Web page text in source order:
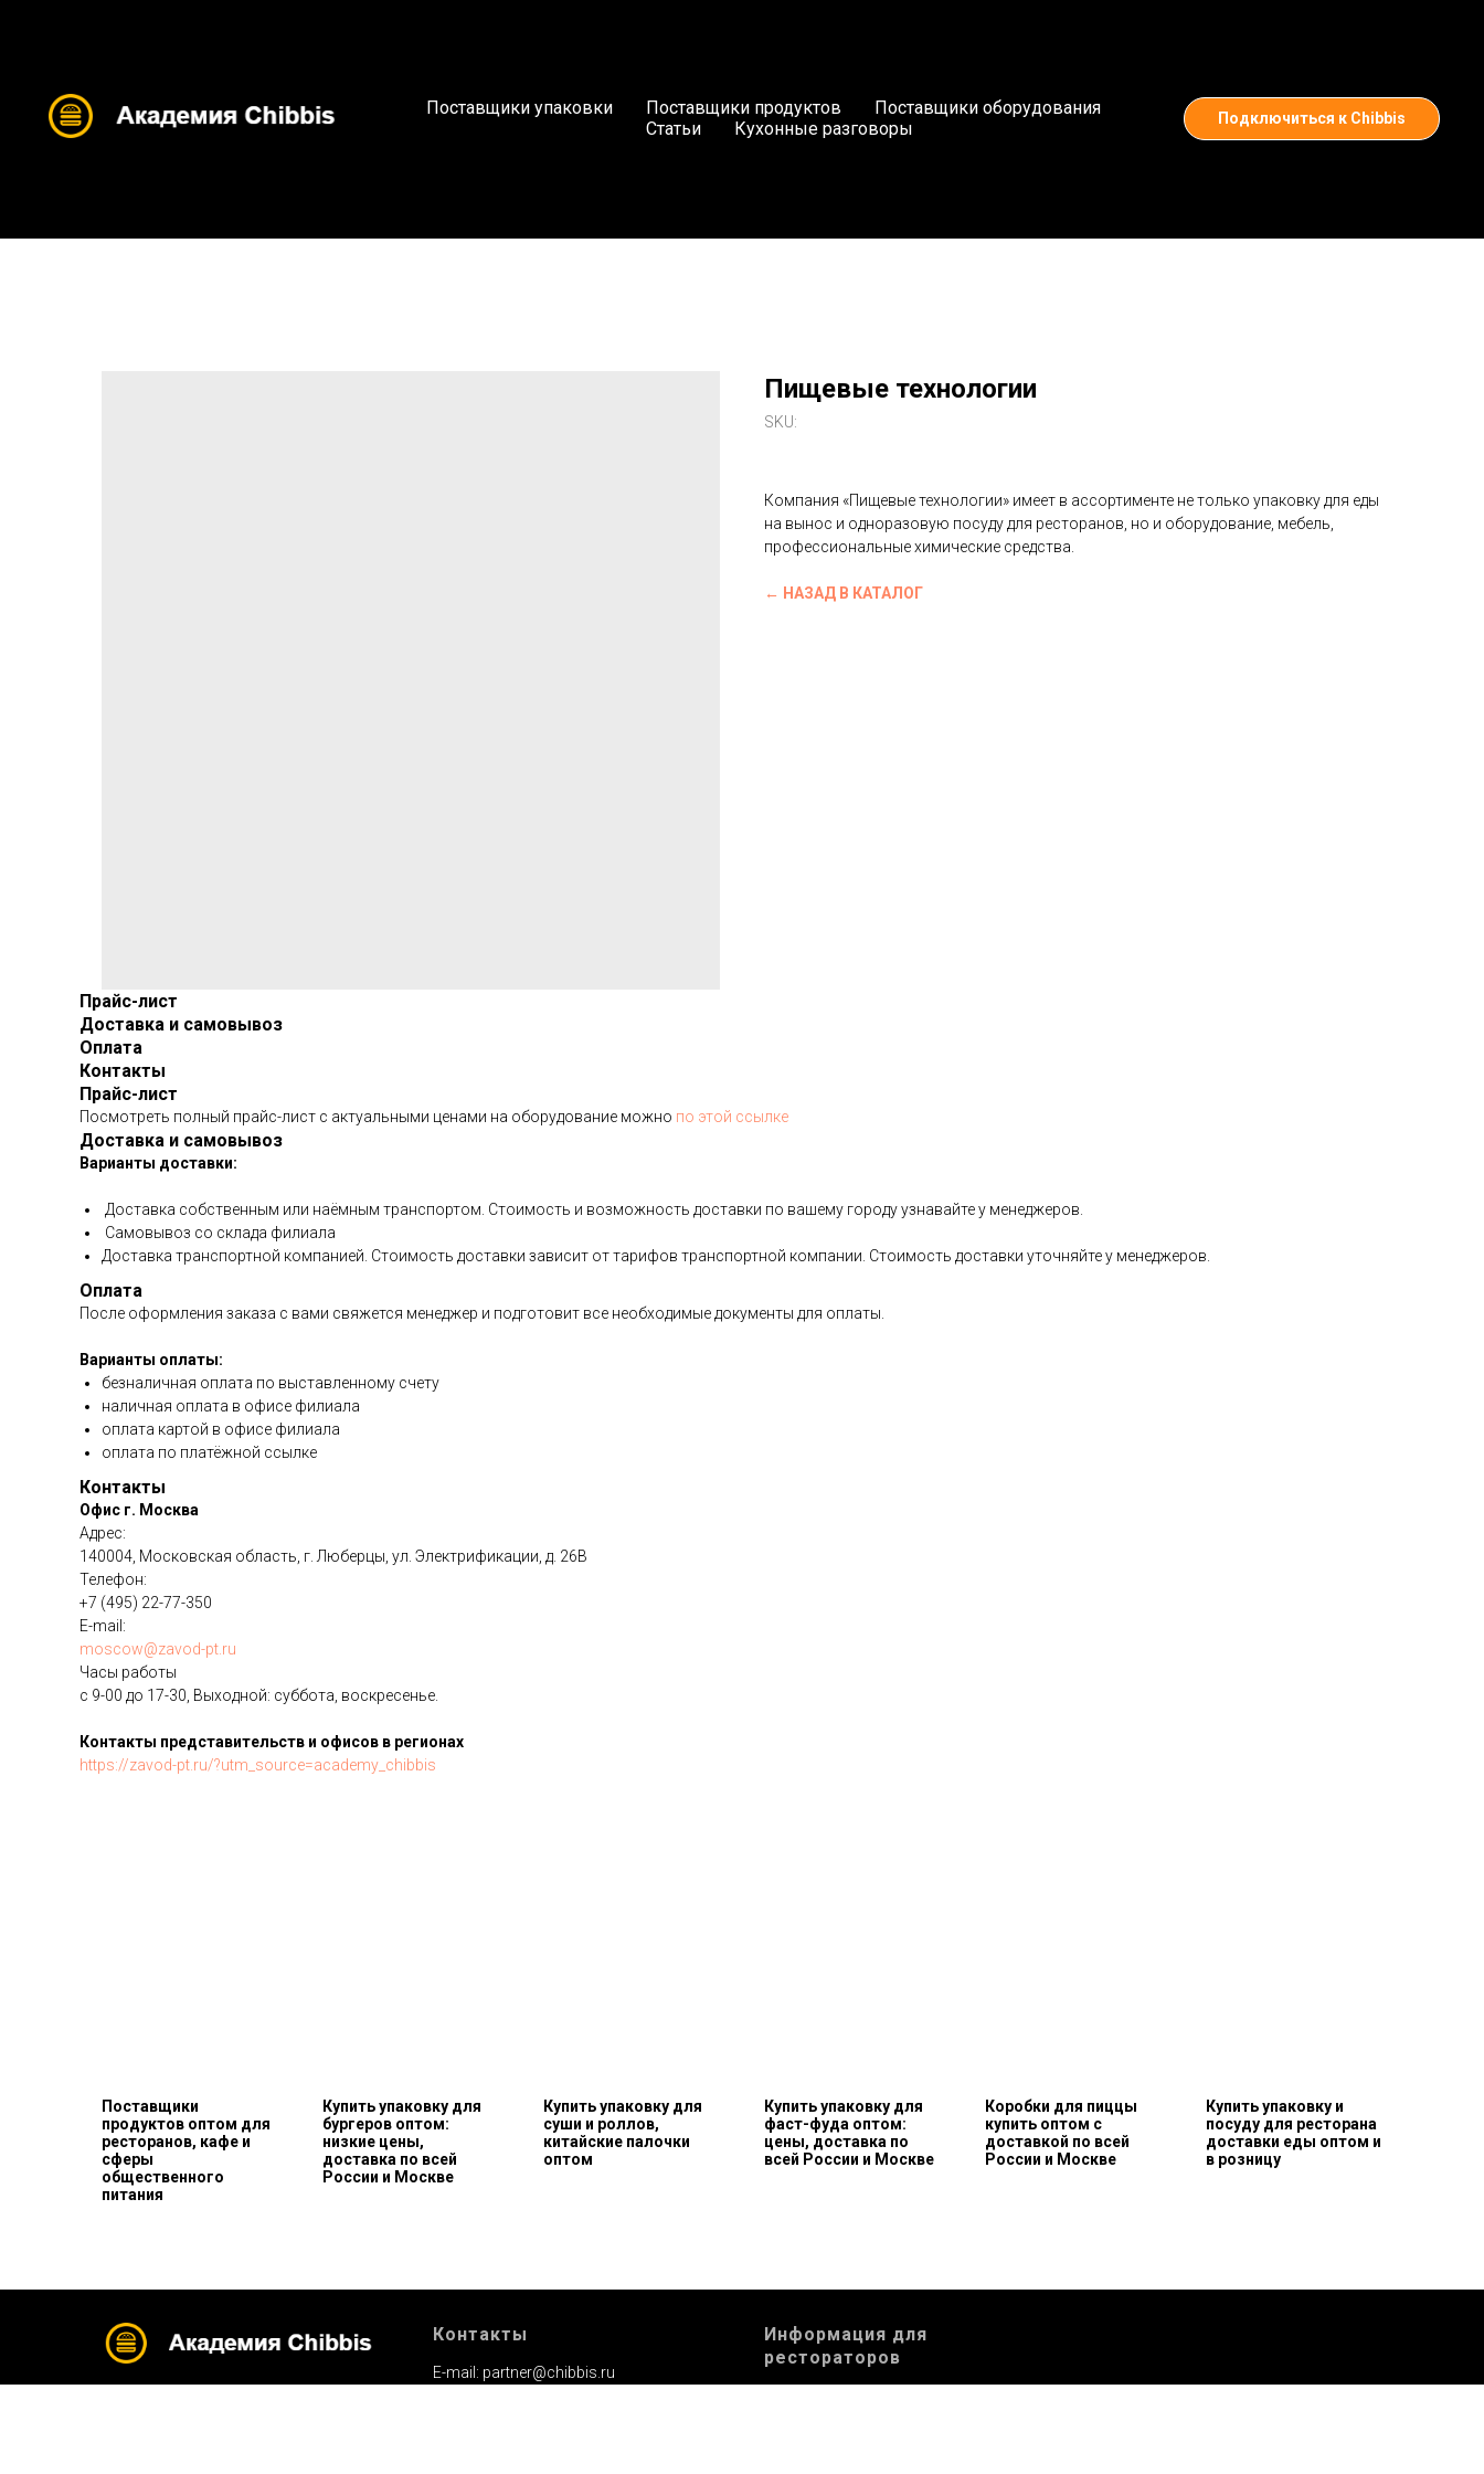
Поставщики упаковки Поставщики продуктов
Поставщики оборудования
Статьи
Кухонные разговоры Подключиться к Chibbis
Пищевые технологии
SKU:
Компания «Пищевые технологии» имеет в ассортименте не только упаковку для еды
на вынос и одноразовую посуду для ресторанов, но и оборудование, мебель,
профессиональные химические средства.
← НАЗАД В КАТАЛОГ
Прайс-лист
Доставка и самовывоз
Оплата
Контакты
Прайс-лист
Посмотреть полный прайс-лист с актуальными ценами на оборудование можно по этой ссылке
Доставка и самовывоз
Варианты доставки:
Доставка собственным или наёмным транспортом. Стоимость и возможность доставки по вашему городу узнавайте у менеджеров.
Самовывоз со склада филиала
Доставка транспортной компанией. Стоимость доставки зависит от тарифов транспортной компании. Стоимость доставки уточняйте у менеджеров.
Оплата
После оформления заказа с вами свяжется менеджер и подготовит все необходимые документы для оплаты.
Варианты оплаты:
безналичная оплата по выставленному счету
наличная оплата в офисе филиала
оплата картой в офисе филиала
оплата по платёжной ссылке
Контакты
Офис г. Москва
Адрес:
140004, Московская область, г. Люберцы, ул. Электрификации, д. 26В
Телефон:
+7 (495) 22-77-350
E-mail:
moscow@zavod-pt.ru
Часы работы
с 9-00 до 17-30, Выходной: суббота, воскресенье.
Контакты представительств и офисов в регионах
https://zavod-pt.ru/?utm_source=academy_chibbis
Поставщики
продуктов оптом для
ресторанов, кафе и
сферы
общественного
питания
Купить упаковку для
бургеров оптом:
низкие цены,
доставка по всей
России и Москве
Купить упаковку для
суши и роллов,
китайские палочки
оптом
Купить упаковку для
фаст-фуда оптом:
цены, доставка по
всей России и Москве
Коробки для пиццы
купить оптом с
доставкой по всей
России и Москве
Купить упаковку и
посуду для ресторана
доставки еды оптом и
в розницу
Контакты
E-mail: partner@chibbis.ru
Информация для
рестораторов